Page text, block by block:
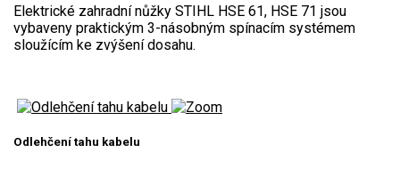
Vertikutátory
Kultivátory
Nůžky na živý plot
AKU nůžky na živý plot
Elektrické zahradní nůžky STIHL HSE 61, HSE 71 jsou
vybaveny praktickým 3-násobným spínacím systémem
sloužícím ke zvýšení dosahu.
Odlehčení tahu kabelu